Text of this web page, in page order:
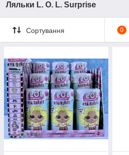
Ляльки L. O. L. Surprise
Сортування 0